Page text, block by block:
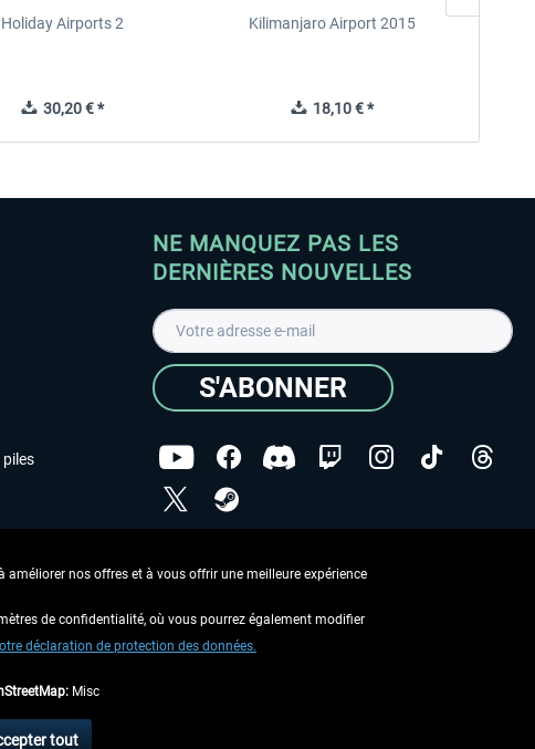
Holiday Airports 2
30,20 € *
Kilimanjaro Airport 2015
18,10 € *
piles
NE MANQUEZ PAS LES
DERNIÈRES NOUVELLES
S'ABONNER
Copyright © Aerosoft GmbH - Tous droits réservés
si aucune description contraire.
nos offres et à vous offrir une meilleure expérience
de confidentialité, où vous pourrez également modifier
déclaration de protection des données.
Misc
tout